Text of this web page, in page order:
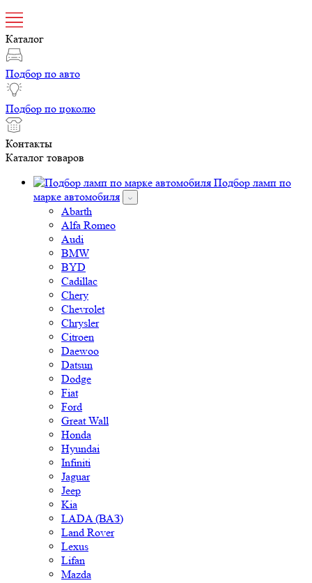
Каталог
Подбор по авто
Подбор по цоколю
Контакты
Каталог товаров
Подбор ламп по
марке автомобиля
Abarth
Alfa Romeo
Audi
BMW
BYD
Cadillac
Chery
Chevrolet
Chrysler
Citroen
Daewoo
Datsun
Dodge
Fiat
Ford
Great Wall
Honda
Hyundai
Infiniti
Jaguar
Jeep
Kia
LADA (ВАЗ)
Land Rover
Lexus
Lifan
Mazda